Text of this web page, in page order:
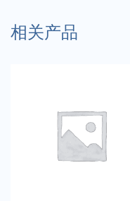
相关产品